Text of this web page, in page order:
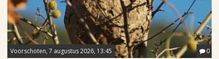
Voorschoten, 7 augustus 2026, 13:45 0